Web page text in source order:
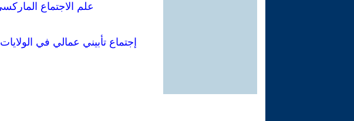
علم الاجتماع
إجتماع تأبيني عمالي في الولايات